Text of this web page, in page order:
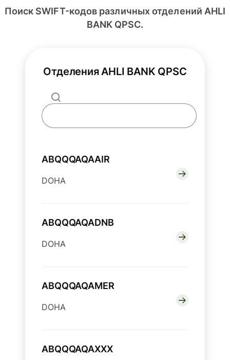
Поиск SWIFT-кодов различных отделений AHLI
BANK QPSC.
Отделения AHLI BANK QPSC
ABQQQAQAAIR
DOHA
ABQQQAQADNB
DOHA
ABQQQAQAMER
DOHA
ABQQQAQAXXX